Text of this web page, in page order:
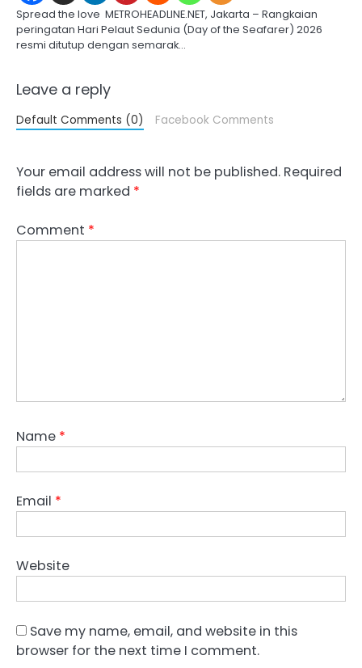
Spread the love METROHEADLINE.NET, Jakarta – Rangkaian
peringatan Hari Pelaut Sedunia (Day of the Seafarer) 2026
resmi ditutup dengan semarak…
Leave a reply
Default Comments (0) Facebook Comments
Your email address will not be published. Required
fields are marked *
Comment *
Name *
Email *
Website
Save my name, email, and website in this
browser for the next time I comment.